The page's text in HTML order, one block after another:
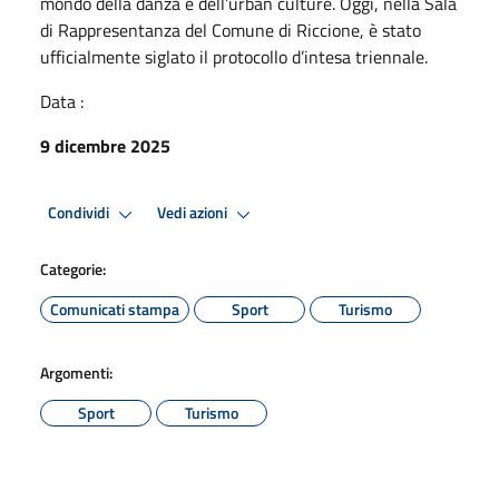
di Rappresentanza del Comune di Riccione, è stato
ufficialmente siglato il protocollo d’intesa triennale.
Data :
9 dicembre 2025
Condividi Vedi azioni
Categorie:
Comunicati stampa
Sport Turismo
Argomenti:
Sport
Turismo